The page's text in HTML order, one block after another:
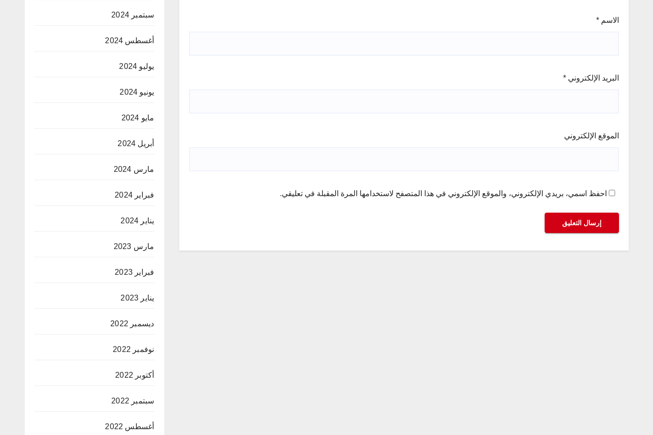
الاسم *
البريد الإلكتروني *
الموقع الإلكتروني
احفظ اسمي، بريدي الإلكتروني، والموقع الإلكتروني في هذا المتصفح لاستخدامها المرة المقبلة في تعليقي.
سبتمبر 2024
أغسطس 2024
يوليو 2024
يونيو 2024
مايو 2024
أبريل 2024
مارس 2024
فبراير 2024
يناير 2024
مارس 2023
فبراير 2023
يناير 2023
ديسمبر 2022
نوفمبر 2022
أكتوبر 2022
سبتمبر 2022
أغسطس 2022